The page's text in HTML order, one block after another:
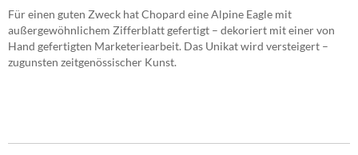
Für einen guten Zweck hat Chopard eine Alpine Eagle mit
außergewöhnlichem Zifferblatt gefertigt – dekoriert mit einer von
Hand gefertigten Marketeriearbeit. Das Unikat wird versteigert –
zugunsten zeitgenössischer Kunst.